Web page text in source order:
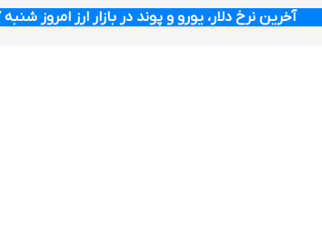
آخرین نرخ دلار، یورو و پوند در بازار ارز امروز شنبه ۱۷ مرداد